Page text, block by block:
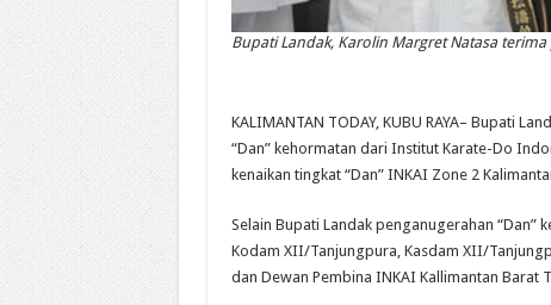
Bupati Landak, Karolin Margret Natasa
KALIMANTAN TODAY, KUBU RAYA– Bupati
“Dan” kehormatan dari Institut Karate-Do
kenaikan tingkat “Dan” INKAI Zone 2
Selain Bupati Landak penganugerahan
Kodam XII/Tanjungpura, Kasdam XII/
dan Dewan Pembina INKAI Kallimantan Barat